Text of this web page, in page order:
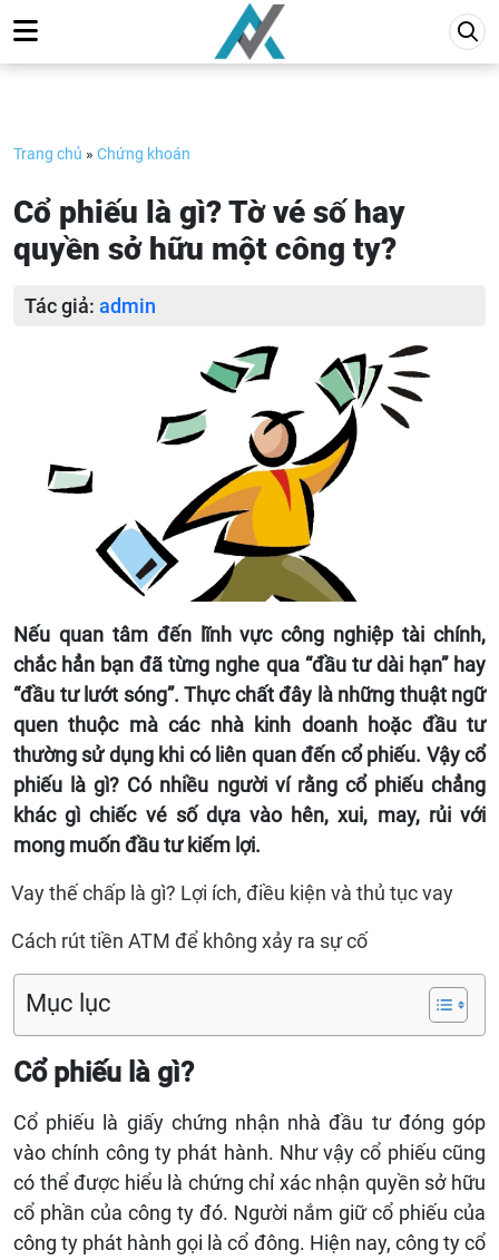
to
content
Trang chủ » Chứng khoán
Cổ phiếu là gì? Tờ vé số hay
quyền sở hữu một công ty?
Tác giả: admin
Nếu quan tâm đến lĩnh vực công nghiệp tài chính,
chắc hẳn bạn đã từng nghe qua “đầu tư dài hạn” hay
“đầu tư lướt sóng”. Thực chất đây là những thuật ngữ
quen thuộc mà các nhà kinh doanh hoặc đầu tư
thường sử dụng khi có liên quan đến cổ phiếu. Vậy cổ
phiếu là gì? Có nhiều người ví rằng cổ phiếu chẳng
khác gì chiếc vé số dựa vào hên, xui, may, rủi với
mong muốn đầu tư kiếm lợi.
Vay thế chấp là gì? Lợi ích, điều kiện và thủ tục vay
Cách rút tiền ATM để không xảy ra sự cố
Mục lục
Cổ phiếu là gì?
Cổ phiếu là giấy chứng nhận nhà đầu tư đóng góp
vào chính công ty phát hành. Như vậy cổ phiếu cũng
có thể được hiểu là chứng chỉ xác nhận quyền sở hữu
cổ phần của công ty đó. Người nắm giữ cổ phiếu của
công ty phát hành gọi là cổ đông. Hiện nay, công ty cổ